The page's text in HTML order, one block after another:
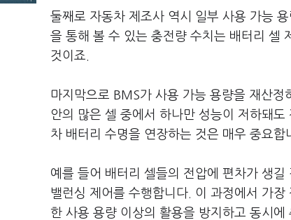
둘째로 자동차 제조사 역시 일부 사용 가능
을 통해 볼 수 있는 충전량 수치는 배터리 셀
것이죠.
마지막으로 BMS가 사용 가능 용량을 재산
안의 많은 셀 중에서 하나만 성능이 저하돼
차 배터리 수명을 연장하는 것은 매우 중요합
예를 들어 배터리 셀들의 전압에 편차가 생
밸런싱 제어를 수행합니다. 이 과정에서 가
한 사용 용량 이상의 활용을 방지하고 동시에